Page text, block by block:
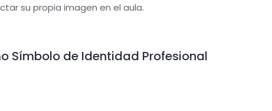
su propia imagen en el aula.
Símbolo de Identidad Profesional